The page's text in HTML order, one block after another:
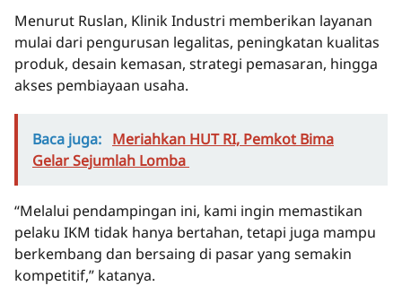
Menurut Ruslan, Klinik Industri memberikan layanan
mulai dari pengurusan legalitas, peningkatan kualitas
produk, desain kemasan, strategi pemasaran, hingga
akses pembiayaan usaha.
Baca juga: Meriahkan HUT RI, Pemkot Bima
Gelar Sejumlah Lomba
“Melalui pendampingan ini, kami ingin memastikan
pelaku IKM tidak hanya bertahan, tetapi juga mampu
berkembang dan bersaing di pasar yang semakin
kompetitif,” katanya.